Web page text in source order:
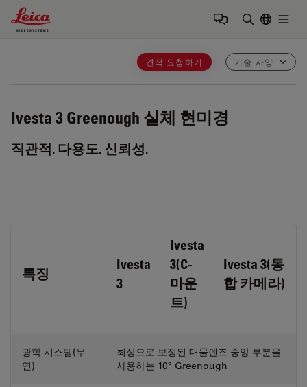
Leica Microsystems Logo
견적 요청하기 기술 사양
Ivesta 3 Greenough 실체 현미경
직관적. 다용도. 신뢰성.
특징
Ivesta
3
Ivesta
3(C-
마운
트)
Ivesta 3(통
합 카메라)
광학 시스템(무
연)
최상으로 보정된 대물렌즈 중앙 부분을
사용하는 10° Greenough